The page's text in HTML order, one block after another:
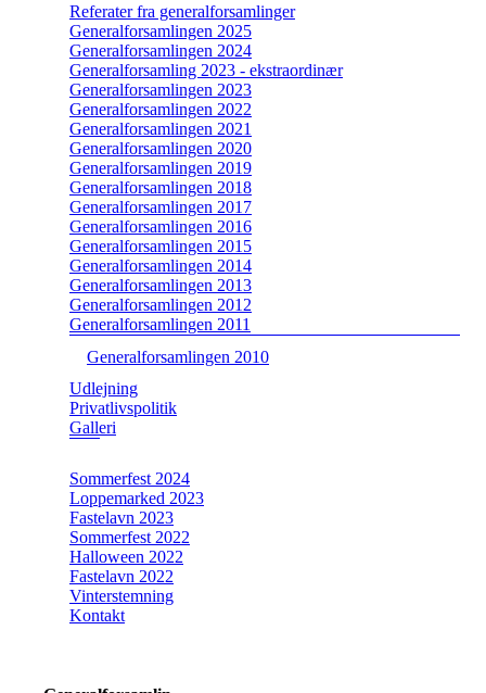
Referater fra generalforsamlinger
Generalforsamlingen 2025
Generalforsamlingen 2024
Generalforsamling 2023 - ekstraordinær
Generalforsamlingen 2023
Generalforsamlingen 2022
Generalforsamlingen 2021
Generalforsamlingen 2020
Generalforsamlingen 2019
Generalforsamlingen 2018
Generalforsamlingen 2017
Generalforsamlingen 2016
Generalforsamlingen 2015
Generalforsamlingen 2014
Generalforsamlingen 2013
Generalforsamlingen 2012
Generalforsamlingen 2011
Generalforsamlingen 2010
Udlejning
Privatlivspolitik
Galleri
Sommerfest 2024
Loppemarked 2023
Fastelavn 2023
Sommerfest 2022
Halloween 2022
Fastelavn 2022
Vinterstemning
Kontakt